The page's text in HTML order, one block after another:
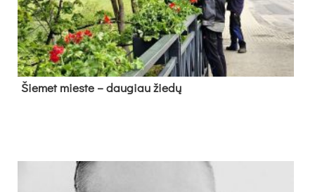
Šie­met mies­te – dau­giau žie­dų